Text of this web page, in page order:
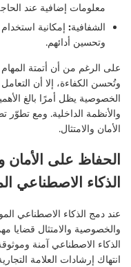
معلومات إضافية عند
الشفافية: إمكانية استخدام
وتحسين أدائهم.
على الرغم من أن أتمتة المهام
وتُحسن الكفاءة، إلا أن
الخصوصية يظل أمرًا بالغ
والأنظمة الداخلية. ومع تطوّر
الأمان والامتثال.
الحفاظ على
الذكاء الاصطناعي
عند دمج الذكاء الاصطناعي
والخصوصية والامتثال قضايا
الذكاء الاصطناعي آمنة
انتهاك إرشادات العلامة